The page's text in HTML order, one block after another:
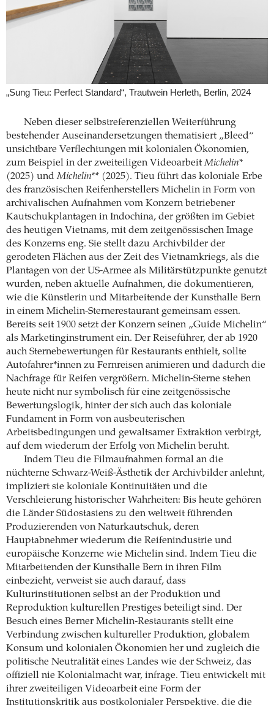
„Sung Tieu: Perfect Standard“, Trautwein Herleth, Berlin, 2024
Neben dieser selbstreferenziellen Weiterführung
bestehender Auseinandersetzungen thematisiert „Bleed“
unsichtbare Verflechtungen mit kolonialen Ökonomien,
zum Beispiel in der zweiteiligen VideoarbeitMichelin*
(2025) undMichelin** (2025). Tieu führt das koloniale Erbe
des französischen Reifenherstellers Michelin in Form von
archivalischen Aufnahmen vom Konzern betriebener
Kautschukplantagen in Indochina, der größten im Gebiet
des heutigen Vietnams, mit dem zeitgenössischen Image
des Konzerns eng. Sie stellt dazu Archivbilder der
gerodeten Flächen aus der Zeit des Vietnamkriegs, als die
Plantagen von der US-Armee als Militärstützpunkte genutzt
wurden, neben aktuelle Aufnahmen, die dokumentieren,
wie die Künstlerin und Mitarbeitende der Kunsthalle Bern
in einem Michelin-Sternerestaurant gemeinsam essen.
Bereits seit 1900 setzt der Konzern seinen „Guide Michelin“
als Marketinginstrument ein. Der Reiseführer, der ab 1920
auch Sternebewertungen für Restaurants enthielt, sollte
Autofahrer*innen zu Fernreisen animieren und dadurch die
Nachfrage für Reifen vergrößern. Michelin-Sterne stehen
heute nicht nur symbolisch für eine zeitgenössische
Bewertungslogik, hinter der sich auch das koloniale
Fundament in Form von ausbeuterischen
Arbeitsbedingungen und gewaltsamer Extraktion verbirgt,
auf dem wiederum der Erfolg von Michelin beruht.
Indem Tieu die Filmaufnahmen formal an die
nüchterne Schwarz-Weiß-Ästhetik der Archivbilder anlehnt,
impliziert sie koloniale Kontinuitäten und die
Verschleierung historischer Wahrheiten: Bis heute gehören
die Länder Südostasiens zu den weltweit führenden
Produzierenden von Naturkautschuk, deren
Hauptabnehmer wiederum die Reifenindustrie und
europäische Konzerne wie Michelin sind. Indem Tieu die
Mitarbeitenden der Kunsthalle Bern in ihren Film
einbezieht, verweist sie auch darauf, dass
Kulturinstitutionen selbst an der Produktion und
Reproduktion kulturellen Prestiges beteiligt sind. Der
Besuch eines Berner Michelin-Restaurants stellt eine
Verbindung zwischen kultureller Produktion, globalem
Konsum und kolonialen Ökonomien her und zugleich die
politische Neutralität eines Landes wie der Schweiz, das
offiziell nie Kolonialmacht war, infrage. Tieu entwickelt mit
ihrer zweiteiligen Videoarbeit eine Form der
Institutionskritik aus postkolonialer Perspektive, die die